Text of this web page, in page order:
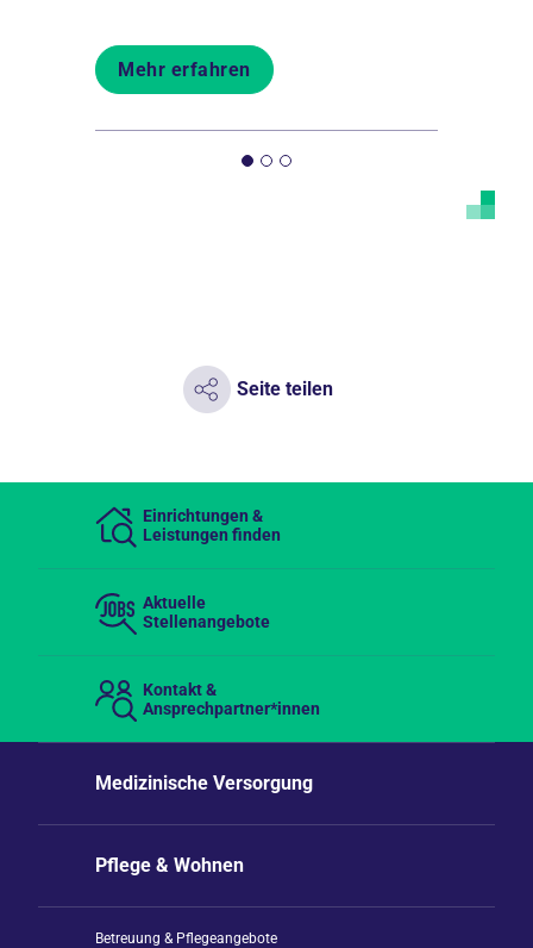
Mehr erfahren
Seite teilen
Einrichtungen &
Leistungen finden
Aktuelle
Stellenangebote
Kontakt &
Ansprechpartner*innen
Medizinische Versorgung
Pflege & Wohnen
Betreuung & Pflegeangebote